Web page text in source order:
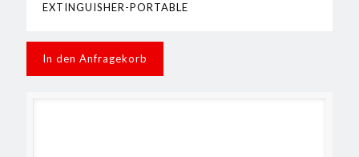
EXTINGUISHER-PORTABLE
In den Anfragekorb